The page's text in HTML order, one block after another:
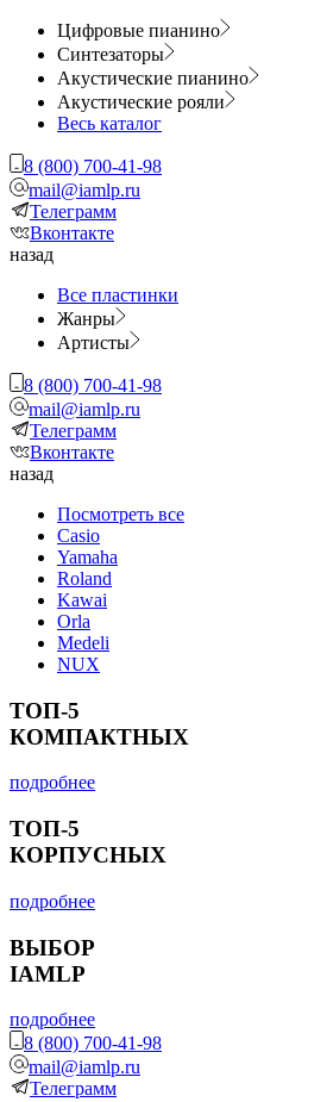
Цифровые пианино
Синтезаторы
Акустические пианино
Акустические рояли
Весь каталог
8 (800) 700-41-98
mail@iamlp.ru
Телеграмм
Вконтакте
назад
Все пластинки
Жанры
Артисты
8 (800) 700-41-98
mail@iamlp.ru
Телеграмм
Вконтакте
назад
Посмотреть все
Casio
Yamaha
Roland
Kawai
Orla
Medeli
NUX
ТОП-5
КОМПАКТНЫХ
подробнее
ТОП-5
КОРПУСНЫХ
подробнее
ВЫБОР
IAMLP
подробнее
8 (800) 700-41-98
mail@iamlp.ru
Телеграмм